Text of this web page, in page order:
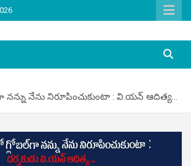
నేను నిరూపించుకుంటా : వి.యన్‌ ఆదిత్య…